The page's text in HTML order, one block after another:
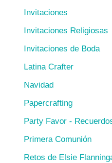
Invitaciones
Invitaciones Religiosas
Invitaciones de Boda
Latina Crafter
Navidad
Papercrafting
Party Favor -
Primera Comunión
Retos de Elsie